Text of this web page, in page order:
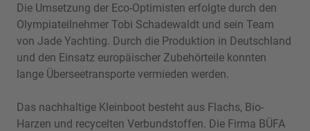
Die Umsetzung der Eco-Optimisten erfolgte durch den
Olympiateilnehmer Tobi Schadewaldt und sein Team
von Jade Yachting. Durch die Produktion in Deutschland
und den Einsatz europäischer Zubehörteile konnten
lange Überseetransporte vermieden werden.
Das nachhaltige Kleinboot besteht aus Flachs, Bio-
Harzen und recycelten Verbundstoffen. Die Firma BÜFA